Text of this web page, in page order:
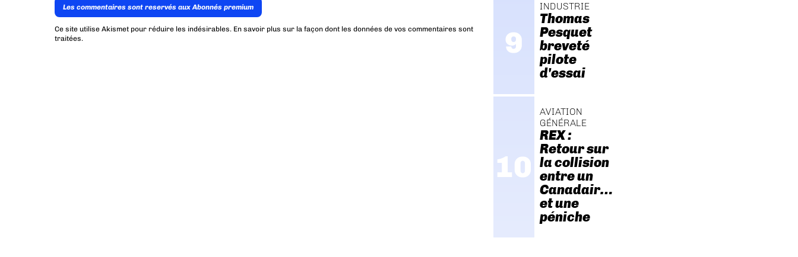
Les commentaires sont reservés aux Abonnés premium
Ce site utilise Akismet pour réduire les indésirables. En savoir plus sur la façon dont les données de vos commentaires sont
traitées.
INDUSTRIE
Thomas
Pesquet
breveté
pilote
d'essai
AVIATION
GÉNÉRALE
REX :
Retour sur
la collision
entre un
Canadair…
et une
péniche